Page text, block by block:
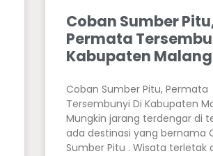
Coban Sumber
Permata
Kabupaten Malang
Coban Sumber Pitu, Permata
Tersembunyi Di Kabupaten
Mungkin jarang terdengar di
ada destinasi yang bernama
Sumber Pitu . Wisata terletak